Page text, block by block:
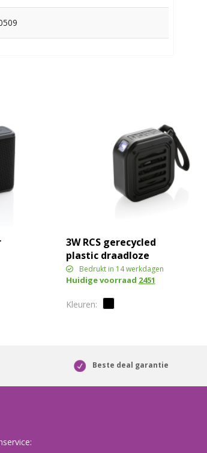
3W RCS gerecycled
plastic draadloze
Sunwave solar speaker
Bedrukt in 14 werkdagen
Huidige voorraad 2451
Beste deal garantie